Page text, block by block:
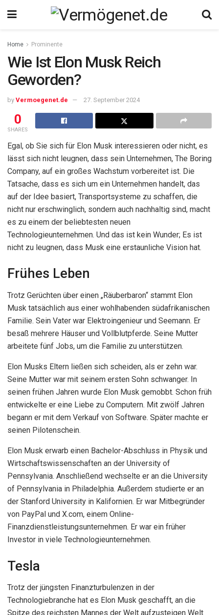
Home Prominente
Wie Ist Elon Musk Reich
Geworden?
by Vermoegenet.de 27. September 2024
0
SHARES
Egal, ob Sie sich für Elon Musk interessieren oder nicht, es
lässt sich nicht leugnen, dass sein Unternehmen, The Boring
Company, auf ein großes Wachstum vorbereitet ist. Die
Tatsache, dass es sich um ein Unternehmen handelt, das
auf der Idee basiert, Transportsysteme zu schaffen, die
nicht nur erschwinglich, sondern auch nachhaltig sind, macht
es zu einem der beliebtesten neuen
Technologieunternehmen. Und das ist kein Wunder; Es ist
nicht zu leugnen, dass Musk eine erstaunliche Vision hat.
Frühes Leben
Trotz Gerüchten über einen „Räuberbaron“ stammt Elon
Musk tatsächlich aus einer wohlhabenden südafrikanischen
Familie. Sein Vater war Elektroingenieur und Seemann. Er
besaß mehrere Häuser und Vollblutpferde. Seine Mutter
arbeitete fünf Jobs, um die Familie zu unterstützen.
Elon Musks Eltern ließen sich scheiden, als er zehn war.
Seine Mutter war mit seinem ersten Sohn schwanger. In
seinen frühen Jahren wurde Elon Musk gemobbt. Schon früh
entwickelte er eine Liebe zu Computern. Mit zwölf Jahren
begann er mit dem Verkauf von Software. Später machte er
seinen Pilotenschein.
Elon Musk erwarb einen Bachelor-Abschluss in Physik und
Wirtschaftswissenschaften an der University of
Pennsylvania. Anschließend wechselte er an die University
of Pennsylvania in Philadelphia. Außerdem studierte er an
der Stanford University in Kalifornien. Er war Mitbegründer
von PayPal und X.com, einem Online-
Finanzdienstleistungsunternehmen. Er war ein früher
Investor in viele Technologieunternehmen.
Tesla
Trotz der jüngsten Finanzturbulenzen in der
Technologiebranche hat es Elon Musk geschafft, an die
Spitze des reichsten Mannes der Welt aufzusteigen Welt